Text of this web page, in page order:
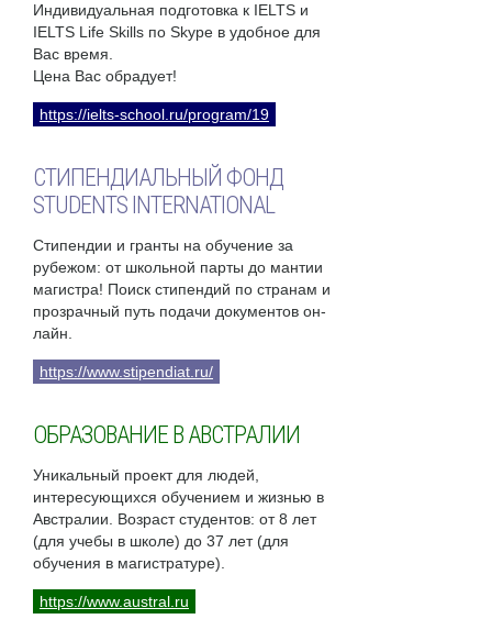
Индивидуальная подготовка к IELTS и
IELTS Life Skills по Skype в удобное для
Вас время.
Цена Вас обрадует!
https://ielts-school.ru/program/19
СТИПЕНДИАЛЬНЫЙ ФОНД
STUDENTS INTERNATIONAL
Стипендии и гранты на обучение за
рубежом: от школьной парты до мантии
магистра! Поиск стипендий по странам и
прозрачный путь подачи документов он-
лайн.
https://www.stipendiat.ru/
ОБРАЗОВАНИЕ В АВСТРАЛИИ
Уникальный проект для людей,
интересующихся обучением и жизнью в
Австралии. Возраст студентов: от 8 лет
(для учебы в школе) до 37 лет (для
обучения в магистратуре).
https://www.austral.ru